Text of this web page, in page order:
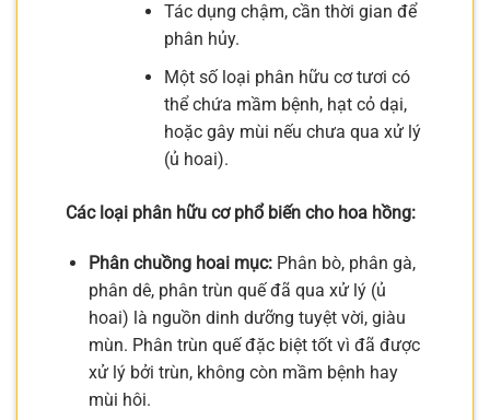
Tác dụng chậm, cần thời gian để
phân hủy.
Một số loại phân hữu cơ tươi có
thể chứa mầm bệnh, hạt cỏ dại,
hoặc gây mùi nếu chưa qua xử lý
(ủ hoai).
Các loại phân hữu cơ phổ biến cho hoa hồng:
Phân chuồng hoai mục:Phân bò, phân gà,
phân dê, phân trùn quế đã qua xử lý (ủ
hoai) là nguồn dinh dưỡng tuyệt vời, giàu
mùn. Phân trùn quế đặc biệt tốt vì đã được
xử lý bởi trùn, không còn mầm bệnh hay
mùi hôi.